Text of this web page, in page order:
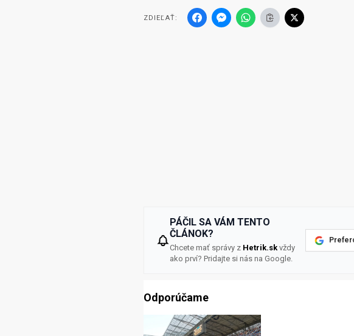
ZDIEĽAŤ:
PÁČIL SA VÁM TENTO
ČLÁNOK?
Chcete mať správy z Hetrik.skvždy
ako prví? Pridajte si nás na Google.
Odporúčame